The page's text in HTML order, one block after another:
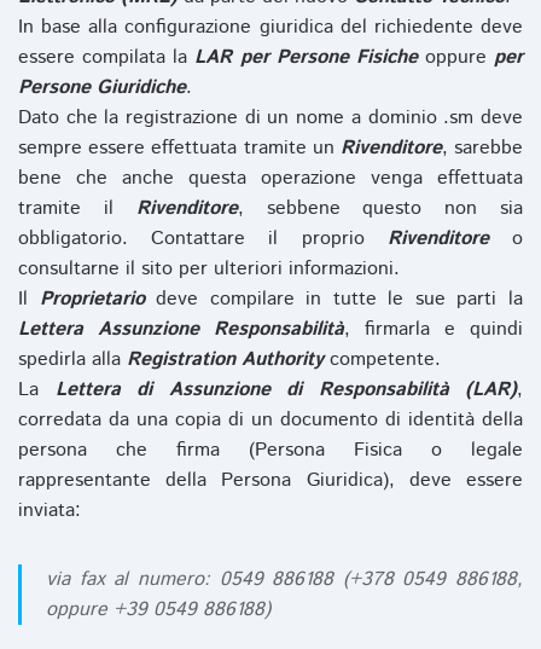
In base alla configurazione giuridica del richiedente deve
essere compilata la LAR per Persone Fisicheoppure per
Persone Giuridiche.
Dato che la registrazione di un nome a dominio .sm deve
sempre essere effettuata tramite un Rivenditore, sarebbe
bene che anche questa operazione venga effettuata
tramite il Rivenditore, sebbene questo non sia
obbligatorio. Contattare il proprio Rivenditoreo
consultarne il sito per ulteriori informazioni.
Il Proprietariodeve compilare in tutte le sue parti la
Lettera Assunzione Responsabilità, firmarla e quindi
spedirla alla Registration Authoritycompetente.
La Lettera di Assunzione di Responsabilità (LAR),
corredata da una copia di un documento di identità della
persona che firma (Persona Fisica o legale
rappresentante della Persona Giuridica), deve essere
inviata:
via fax al numero: 0549 886188 (+378 0549 886188,
oppure +39 0549 886188)